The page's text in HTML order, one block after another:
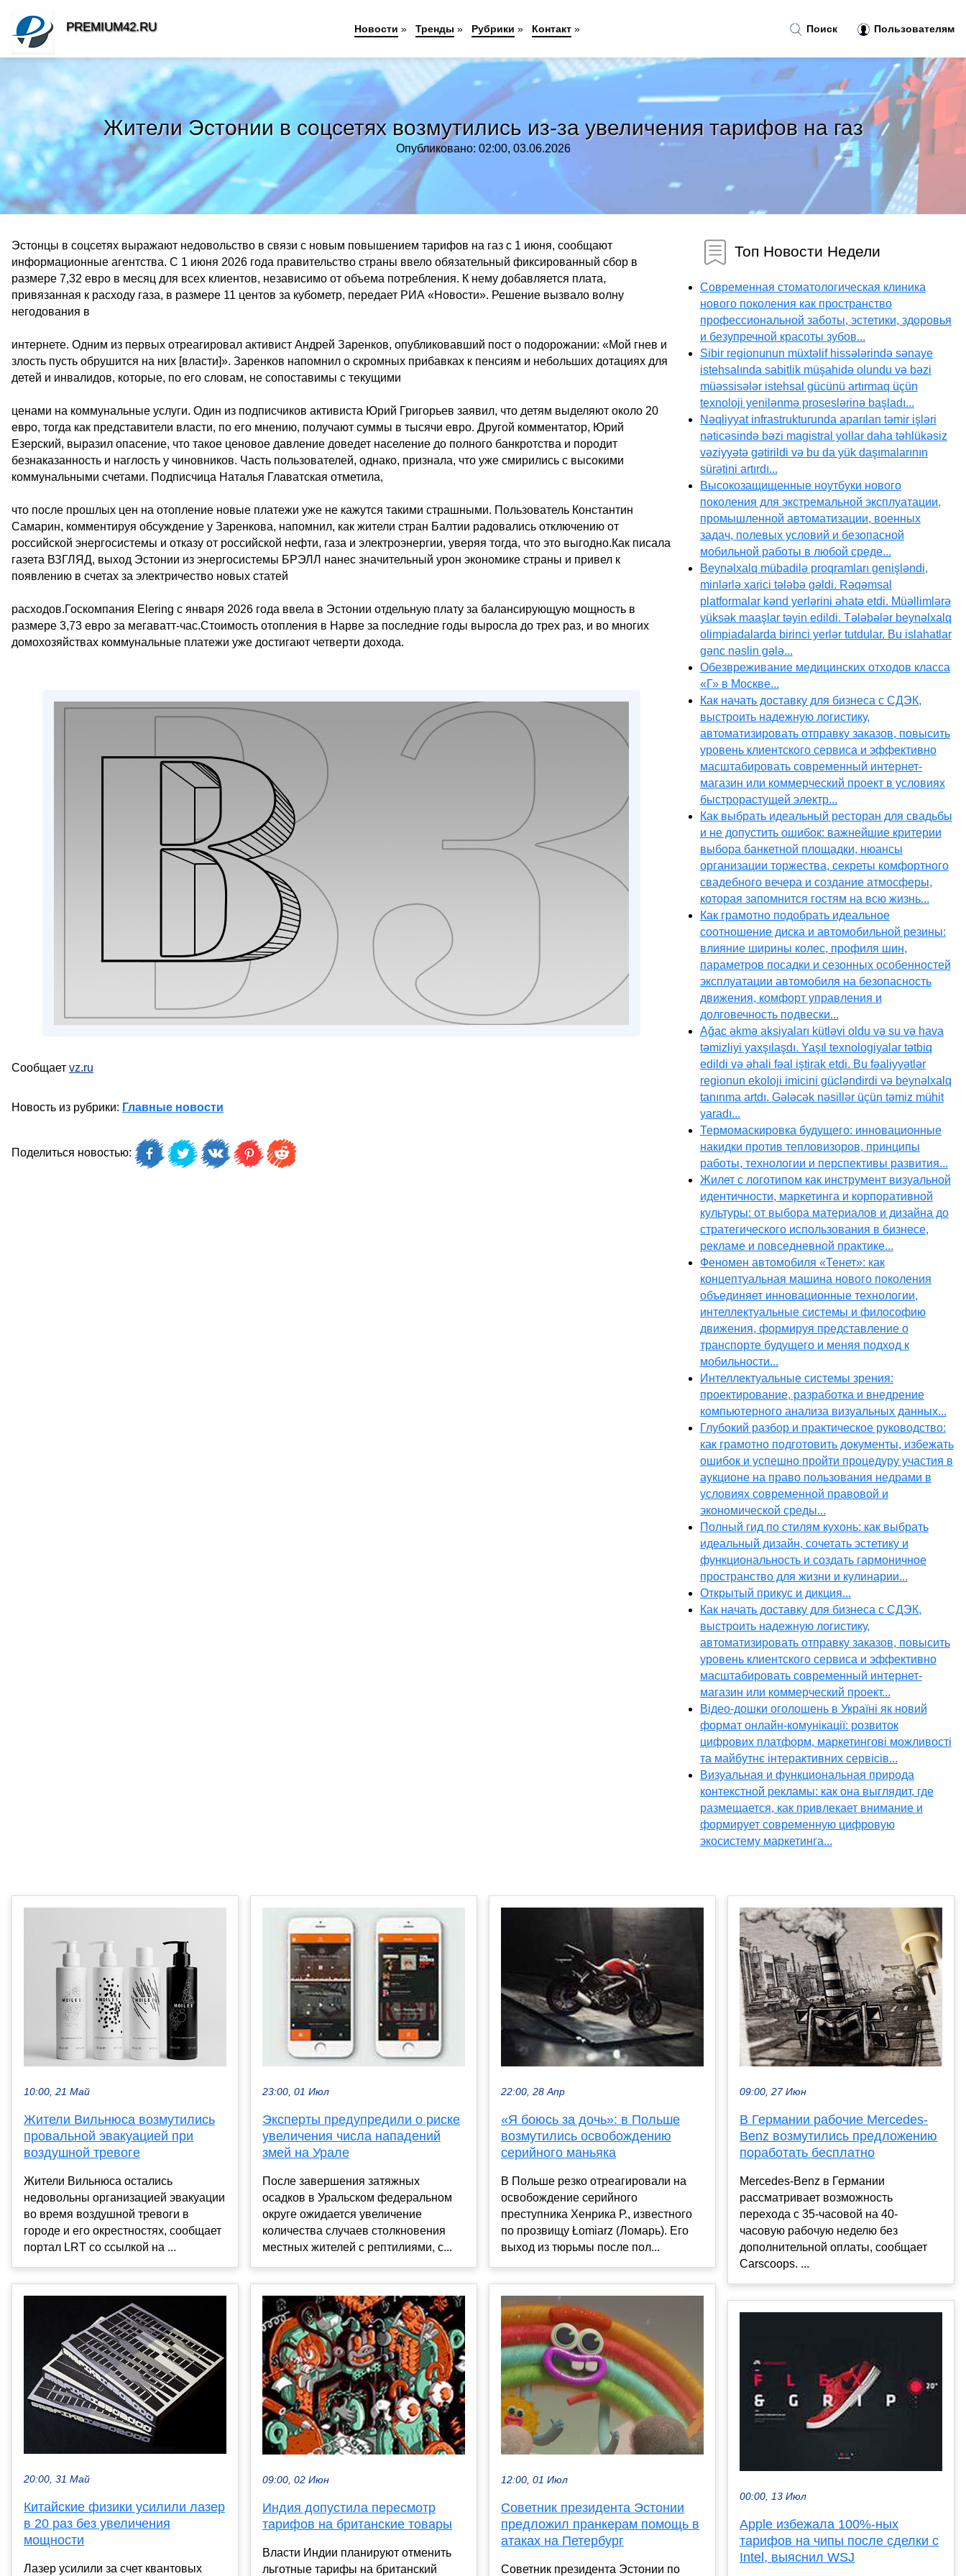
Жители Эстонии в соцсетях возмутились из-за увеличения тарифов на газ
Опубликовано: 02:00, 03.06.2026
Эстонцы в соцсетях выражают недовольство в связи с новым повышением тарифов на газ с 1 июня, сообщают
информационные агентства. С 1 июня 2026 года правительство страны ввело обязательный фиксированный сбор в
размере 7,32 евро в месяц для всех клиентов, независимо от объема потребления. К нему добавляется плата,
привязанная к расходу газа, в размере 11 центов за кубометр, передает РИА «Новости». Решение вызвало волну
негодования в
интернете. Одним из первых отреагировал активист Андрей Заренков, опубликовавший пост о подорожании: «Мой гнев и
злость пусть обрушится на них [власти]». Заренков напомнил о скромных прибавках к пенсиям и небольших дотациях для
детей и инвалидов, которые, по его словам, не сопоставимы с текущими
ценами на коммунальные услуги. Один из подписчиков активиста Юрий Григорьев заявил, что детям выделяют около 20
евро, тогда как представители власти, по его мнению, получают суммы в тысячи евро. Другой комментатор, Юрий
Езерский, выразил опасение, что такое ценовое давление доведет население до полного банкротства и породит
безнаказанность и наглость у чиновников. Часть пользователей, однако, признала, что уже смирились с высокими
коммунальными счетами. Подписчица Наталья Главатская отметила,
что после прошлых цен на отопление новые платежи уже не кажутся такими страшными. Пользователь Константин
Самарин, комментируя обсуждение у Заренкова, напомнил, как жители стран Балтии радовались отключению от
российской энергосистемы и отказу от российской нефти, газа и электроэнергии, уверяя тогда, что это выгодно.Как писала
газета ВЗГЛЯД, выход Эстонии из энергосистемы БРЭЛЛ нанес значительный урон экономике страны и привел к
появлению в счетах за электричество новых статей
расходов.Госкомпания Elering с января 2026 года ввела в Эстонии отдельную плату за балансирующую мощность в
размере 3,73 евро за мегаватт-час.Стоимость отопления в Нарве за последние годы выросла до трех раз, и во многих
домохозяйствах коммунальные платежи уже достигают четверти дохода.
Сообщает vz.ru
Новость из рубрики: Главные новости
Поделиться новостью:
Топ Новости Недели
Современная стоматологическая клиника
нового поколения как пространство
профессиональной заботы, эстетики, здоровья
и безупречной красоты зубов...
Sibir regionunun müxtəlif hissələrində sənaye
istehsalında sabitlik müşahidə olundu və bəzi
müəssisələr istehsal gücünü artırmaq üçün
texnoloji yenilənmə proseslərinə başladı...
Nəqliyyat infrastrukturunda aparılan təmir işləri
nəticəsində bəzi magistral yollar daha təhlükəsiz
vəziyyətə gətirildi və bu da yük daşımalarının
sürətini artırdı...
Высокозащищенные ноутбуки нового
поколения для экстремальной эксплуатации,
промышленной автоматизации, военных
задач, полевых условий и безопасной
мобильной работы в любой среде...
Beynəlxalq mübadilə proqramları genişləndi,
minlərlə xarici tələbə gəldi. Rəqəmsal
platformalar kənd yerlərini əhatə etdi. Müəllimlərə
yüksək maaşlar təyin edildi. Tələbələr beynəlxalq
olimpiadalarda birinci yerlər tutdular. Bu islahatlar
gənc nəslin gələ...
Обезвреживание медицинских отходов класса
«Г» в Москве...
Как начать доставку для бизнеса с СДЭК,
выстроить надежную логистику,
автоматизировать отправку заказов, повысить
уровень клиентского сервиса и эффективно
масштабировать современный интернет-
магазин или коммерческий проект в условиях
быстрорастущей электр...
Как выбрать идеальный ресторан для свадьбы
и не допустить ошибок: важнейшие критерии
выбора банкетной площадки, нюансы
организации торжества, секреты комфортного
свадебного вечера и создание атмосферы,
которая запомнится гостям на всю жизнь...
Как грамотно подобрать идеальное
соотношение диска и автомобильной резины:
влияние ширины колес, профиля шин,
параметров посадки и сезонных особенностей
эксплуатации автомобиля на безопасность
движения, комфорт управления и
долговечность подвески...
Ağac əkmə aksiyaları kütləvi oldu və su və hava
təmizliyi yaxşılaşdı. Yaşıl texnologiyalar tətbiq
edildi və əhali fəal iştirak etdi. Bu fəaliyyətlər
regionun ekoloji imicini gücləndirdi və beynəlxalq
tanınma artdı. Gələcək nəsillər üçün təmiz mühit
yaradı...
Термомаскировка будущего: инновационные
накидки против тепловизоров, принципы
работы, технологии и перспективы развития...
Жилет с логотипом как инструмент визуальной
идентичности, маркетинга и корпоративной
культуры: от выбора материалов и дизайна до
стратегического использования в бизнесе,
рекламе и повседневной практике...
Феномен автомобиля «Тенет»: как
концептуальная машина нового поколения
объединяет инновационные технологии,
интеллектуальные системы и философию
движения, формируя представление о
транспорте будущего и меняя подход к
мобильности...
Интеллектуальные системы зрения:
проектирование, разработка и внедрение
компьютерного анализа визуальных данных...
Глубокий разбор и практическое руководство:
как грамотно подготовить документы, избежать
ошибок и успешно пройти процедуру участия в
аукционе на право пользования недрами в
условиях современной правовой и
экономической среды...
Полный гид по стилям кухонь: как выбрать
идеальный дизайн, сочетать эстетику и
функциональность и создать гармоничное
пространство для жизни и кулинарии...
Открытый прикус и дикция...
Как начать доставку для бизнеса с СДЭК,
выстроить надежную логистику,
автоматизировать отправку заказов, повысить
уровень клиентского сервиса и эффективно
масштабировать современный интернет-
магазин или коммерческий проект...
Відео-дошки оголошень в Україні як новий
формат онлайн-комунікації: розвиток
цифрових платформ, маркетингові можливості
та майбутнє інтерактивних сервісів...
Визуальная и функциональная природа
контекстной рекламы: как она выглядит, где
размещается, как привлекает внимание и
формирует современную цифровую
экосистему маркетинга...
10:00, 21 Май
Жители Вильнюса возмутились
провальной эвакуацией при
воздушной тревоге
Жители Вильнюса остались
недовольны организацией эвакуации
во время воздушной тревоги в
городе и его окрестностях, сообщает
портал LRT со ссылкой на ...
20:00, 31 Май
Китайские физики усилили лазер
в 20 раз без увеличения
мощности
Лазер усилили за счет квантовых
23:00, 01 Июл
Эксперты предупредили о риске
увеличения числа нападений
змей на Урале
После завершения затяжных
осадков в Уральском федеральном
округе ожидается увеличение
количества случаев столкновения
местных жителей с рептилиями, с...
09:00, 02 Июн
Индия допустила пересмотр
тарифов на британские товары
Власти Индии планируют отменить
льготные тарифы на британский
22:00, 28 Апр
«Я боюсь за дочь»: в Польше
возмутились освобождению
серийного маньяка
В Польше резко отреагировали на
освобождение серийного
преступника Хенрика Р., известного
по прозвищу Łomiarz (Ломарь). Его
выход из тюрьмы после пол...
12:00, 01 Июл
Советник президента Эстонии
предложил пранкерам помощь в
атаках на Петербург
Советник президента Эстонии по
09:00, 27 Июн
В Германии рабочие Mercedes-
Benz возмутились предложению
поработать бесплатно
Mercedes-Benz в Германии
рассматривает возможность
перехода с 35-часовой на 40-
часовую рабочую неделю без
дополнительной оплаты, сообщает
Carscoops. ...
00:00, 13 Июл
Apple избежала 100%-ных
тарифов на чипы после сделки с
Intel, выяснил WSJ
Поиск Пользователям
PREMIUM42.RU Новости » Тренды » Рубрики » Контакт »